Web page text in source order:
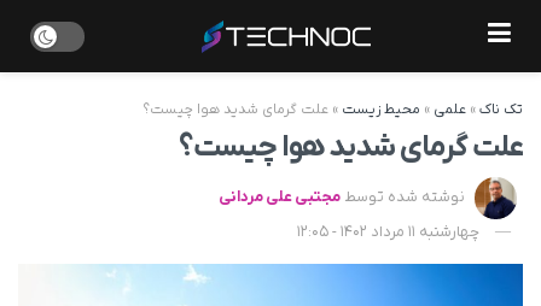
تک ناک» علمی » محیط زیست » علت گرمای شدید هوا چیست؟
علت گرمای شدید هوا چیست؟
نوشته شده توسط مجتبی علی مردانی
چهارشنبه 11 مرداد 1402 - 12:05